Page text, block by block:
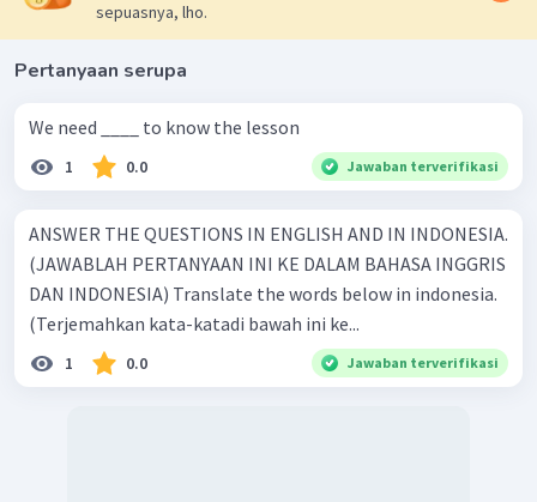
sepuasnya, lho.
Pertanyaan serupa
We need ____ to know the lesson
1 0.0 Jawaban terverifikasi
ANSWER THE QUESTIONS IN ENGLISH AND IN INDONESIA.
(JAWABLAH PERTANYAAN INI KE DALAM BAHASA INGGRIS
DAN INDONESIA) Translate the words below in indonesia.
(Terjemahkan kata-katadi bawah ini ke...
1 0.0 Jawaban terverifikasi